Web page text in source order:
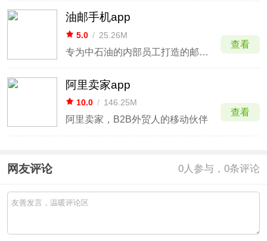
油邮手机app
5.0 / 25.26M
专为中石油的内部员工打造的邮箱服务软件
查看
阿里卖家app
10.0 / 146.25M
阿里卖家，B2B外贸人的移动伙伴
查看
网友评论 0人参与，0条评论